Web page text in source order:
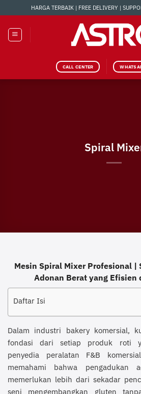
to
content
HARGA TERBAIK | FREE DELIVERY |
CALL CENTER
Spiral
Mesin Spiral Mixer Profesional |
Adonan Berat yang Efisien
Daftar Isi
Dalam industri bakery komersial,
fondasi dari setiap produk roti
penyedia peralatan F&B
memahami bahwa pengadukan
memerlukan lebih dari sekadar
seni mengembangkan gluten